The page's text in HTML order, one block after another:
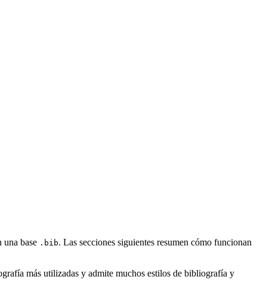
base .bib. Las secciones siguientes resumen cómo funcionan
más utilizadas y admite muchos estilos de bibliografía y